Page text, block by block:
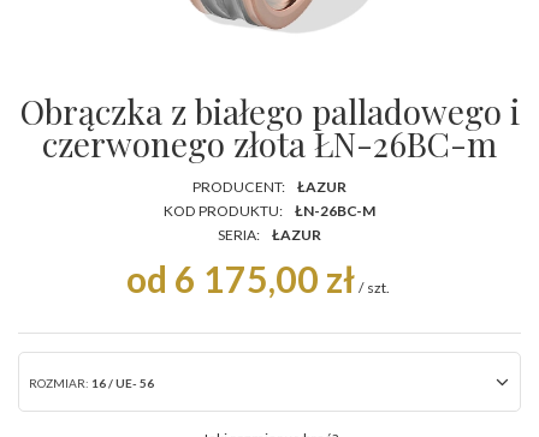
Obrączka z białego palladowego i
czerwonego złota ŁN-26BC-m
PRODUCENT:
ŁAZUR
KOD PRODUKTU:
ŁN-26BC-M
SERIA:
ŁAZUR
od 6 175,00 zł / szt.
ROZMIAR: 16 / UE- 56